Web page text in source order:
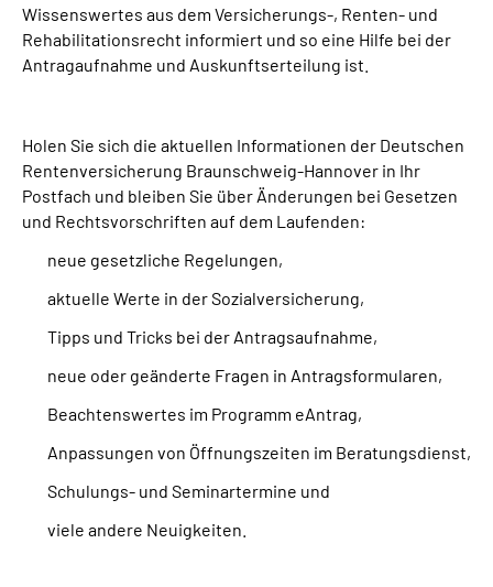
Online-Services
Leichte Sprache
Suche
Wissenswertes aus dem Versicherungs-, Renten- und
Rehabilitationsrecht informiert und so eine Hilfe bei der
Antragaufnahme und Auskunftserteilung ist.
Holen Sie sich die aktuellen Informationen der Deutschen
Rentenversicherung Braunschweig-Hannover in Ihr
Postfach und bleiben Sie über Änderungen bei Gesetzen
und Rechtsvorschriften auf dem Laufenden:
neue gesetzliche Regelungen,
aktuelle Werte in der Sozialversicherung,
Tipps und Tricks bei der Antragsaufnahme,
neue oder geänderte Fragen in Antragsformularen,
Beachtenswertes im Programm eAntrag,
Anpassungen von Öffnungszeiten im Beratungsdienst,
Schulungs- und Seminartermine und
viele andere Neuigkeiten.